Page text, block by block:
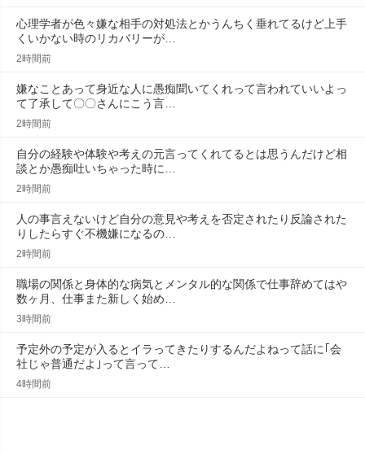
心理学者が色々嫌な相手の対処法とかうんちく垂れてるけど上手
くいかない時のリカバリーが…
2時間前
嫌なことあって身近な人に愚痴聞いてくれって言われていいよっ
て了承して〇〇さんにこう言…
2時間前
自分の経験や体験や考えの元言ってくれてるとは思うんだけど相
談とか愚痴吐いちゃった時に…
2時間前
人の事言えないけど自分の意見や考えを否定されたり反論された
りしたらすぐ不機嫌になるの…
2時間前
職場の関係と身体的な病気とメンタル的な関係で仕事辞めてはや
数ヶ月、仕事また新しく始め…
3時間前
予定外の予定が入るとイラってきたりするんだよねって話に｢会
社じゃ普通だよ｣って言って…
4時間前